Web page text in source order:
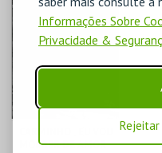
Informações Sobre
Privacidade &
MAIS INFO
COMPRAR
MORRER DE AMOR